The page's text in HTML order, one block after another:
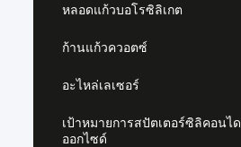
หลอดแก้วบอโรซิลิเกต
ก้านแก้วควอตซ์
อะไหล่เลเซอร์
เป้าหมายการสปัตเตอร์ซิลิคอนได
ออกไซด์